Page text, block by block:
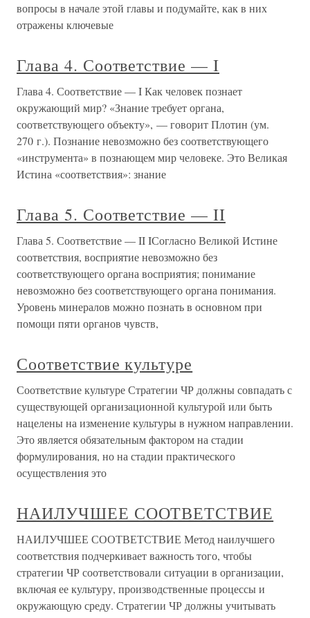
вопросы в начале этой главы и подумайте, как в них
отражены ключевые
Глава 4. Соответствие — I
Глава 4. Соответствие — I Как человек познает
окружающий мир? «Знание требует органа,
соответствующего объекту», — говорит Плотин (ум.
270 г.). Познание невозможно без соответствующего
«инструмента» в познающем мир человеке. Это Великая
Истина «соответствия»: знание
Глава 5. Соответствие — II
Глава 5. Соответствие — II IСогласно Великой Истине
соответствия, восприятие невозможно без
соответствующего органа восприятия; понимание
невозможно без соответствующего органа понимания.
Уровень минералов можно познать в основном при
помощи пяти органов чувств,
Соответствие культуре
Соответствие культуре Стратегии ЧР должны совпадать с
существующей организационной культурой или быть
нацелены на изменение культуры в нужном направлении.
Это является обязательным фактором на стадии
формулирования, но на стадии практического
осуществления это
НАИЛУЧШЕЕ СООТВЕТСТВИЕ
НАИЛУЧШЕЕ СООТВЕТСТВИЕ Метод наилучшего
соответствия подчеркивает важность того, чтобы
стратегии ЧР соответствовали ситуации в организации,
включая ее культуру, производственные процессы и
окружающую среду. Стратегии ЧР должны учитывать